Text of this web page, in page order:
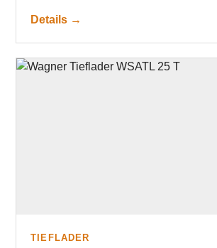
Details →
TIEFLADER